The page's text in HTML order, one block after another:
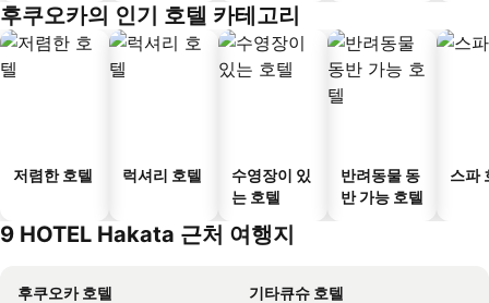
후쿠오카의 인기 호텔 카테고리
저렴한 호텔 럭셔리 호텔
수영장이 있
는 호텔
반려동물 동
반 가능 호텔
스파
9 HOTEL Hakata 근처 여행지
후쿠오카 호텔
기타큐슈 호텔